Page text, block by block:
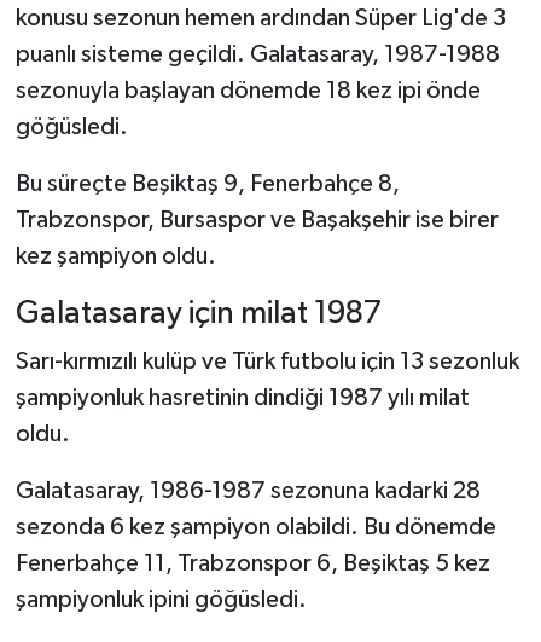
konusu sezonun hemen ardından Süper Lig'de 3
puanlı sisteme geçildi. Galatasaray, 1987-1988
sezonuyla başlayan dönemde 18 kez ipi önde
göğüsledi.
Bu süreçte Beşiktaş 9, Fenerbahçe 8,
Trabzonspor, Bursaspor ve Başakşehir ise birer
kez şampiyon oldu.
Galatasaray için milat 1987
Sarı-kırmızılı kulüp ve Türk futbolu için 13 sezonluk
şampiyonluk hasretinin dindiği 1987 yılı milat
oldu.
Galatasaray, 1986-1987 sezonuna kadarki 28
sezonda 6 kez şampiyon olabildi. Bu dönemde
Fenerbahçe 11, Trabzonspor 6, Beşiktaş 5 kez
şampiyonluk ipini göğüsledi.